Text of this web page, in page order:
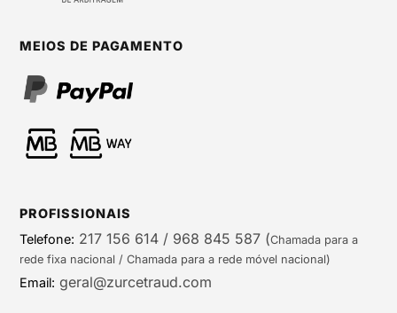
MEIOS DE PAGAMENTO
PROFISSIONAIS
Telefone: 217 156 614 / 968 845 587 (Chamada para a
rede fixa nacional / Chamada para a rede móvel nacional)
Email: geral@zurcetraud.com